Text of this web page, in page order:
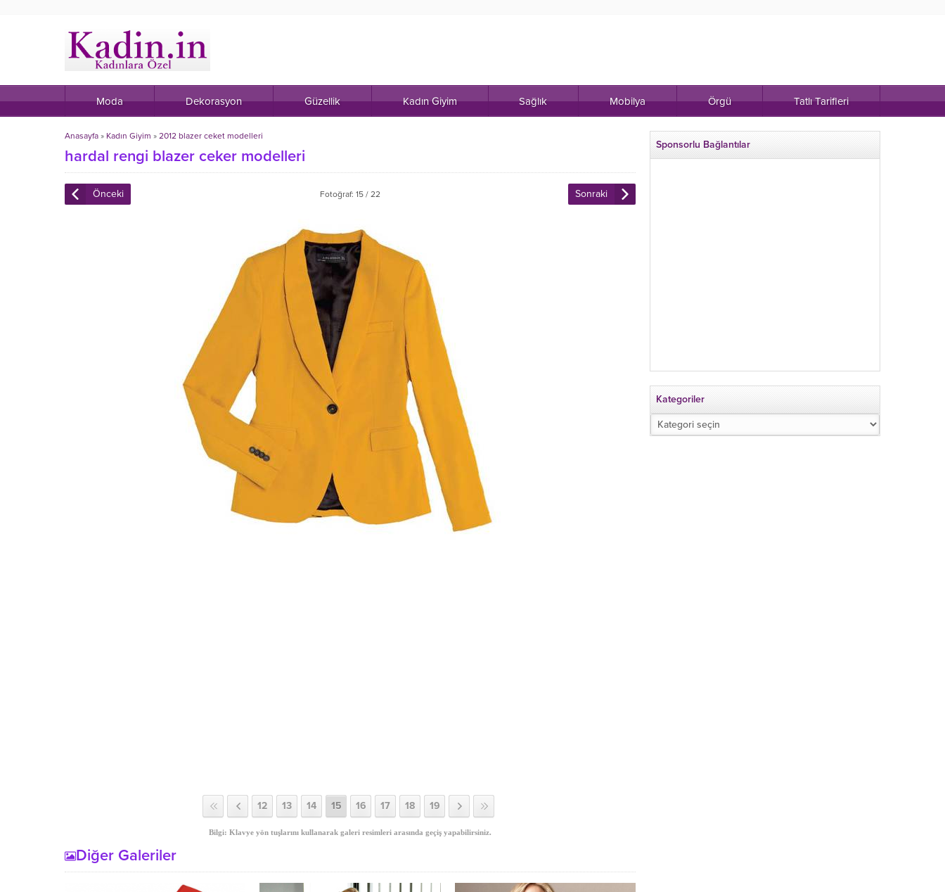
Moda Dekorasyon Güzellik Kadın Giyim Sağlık Mobilya Örgü Tatlı Tarifleri
Anasayfa » Kadın Giyim » 2012 blazer ceket modelleri
hardal rengi blazer ceker modelleri
Önceki Fotoğraf: 15 / 22 Sonraki
12 13 14 15 16 17 18 19
Bilgi: Klavye yön tuşlarını kullanarak galeri resimleri arasında geçiş yapabilirsiniz.
Diğer Galeriler
Sponsorlu Bağlantılar
Kategoriler
Kategoriler